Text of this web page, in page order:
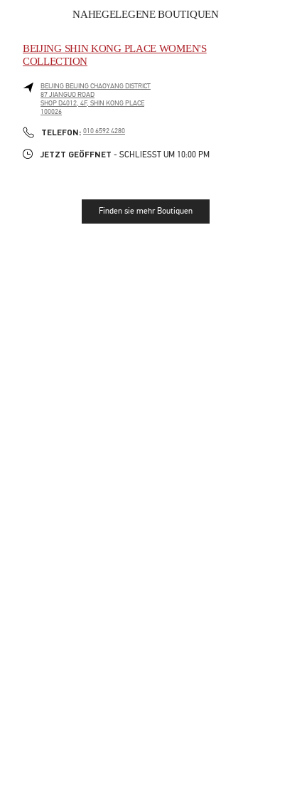
NAHEGELEGENE BOUTIQUEN
BEIJING SHIN KONG PLACE WOMEN'S
COLLECTION
BEIJINGBEIJINGCHAOYANG DISTRICT
87 JIANGUO ROAD
SHOP D4012, 4F, SHIN KONG PLACE
100026
TELEFON: PHONE
010 6592 4280
JETZT GEÖFFNET - SCHLIESST UM 10:00 PM
Finden sie mehr Boutiquen